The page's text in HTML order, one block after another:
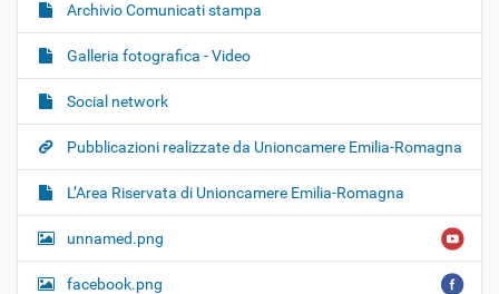
Archivio Comunicati stampa
Galleria fotografica - Video
Social network
Pubblicazioni realizzate da Unioncamere Emilia-Romagna
L’Area Riservata di Unioncamere Emilia-Romagna
unnamed.png
facebook.png